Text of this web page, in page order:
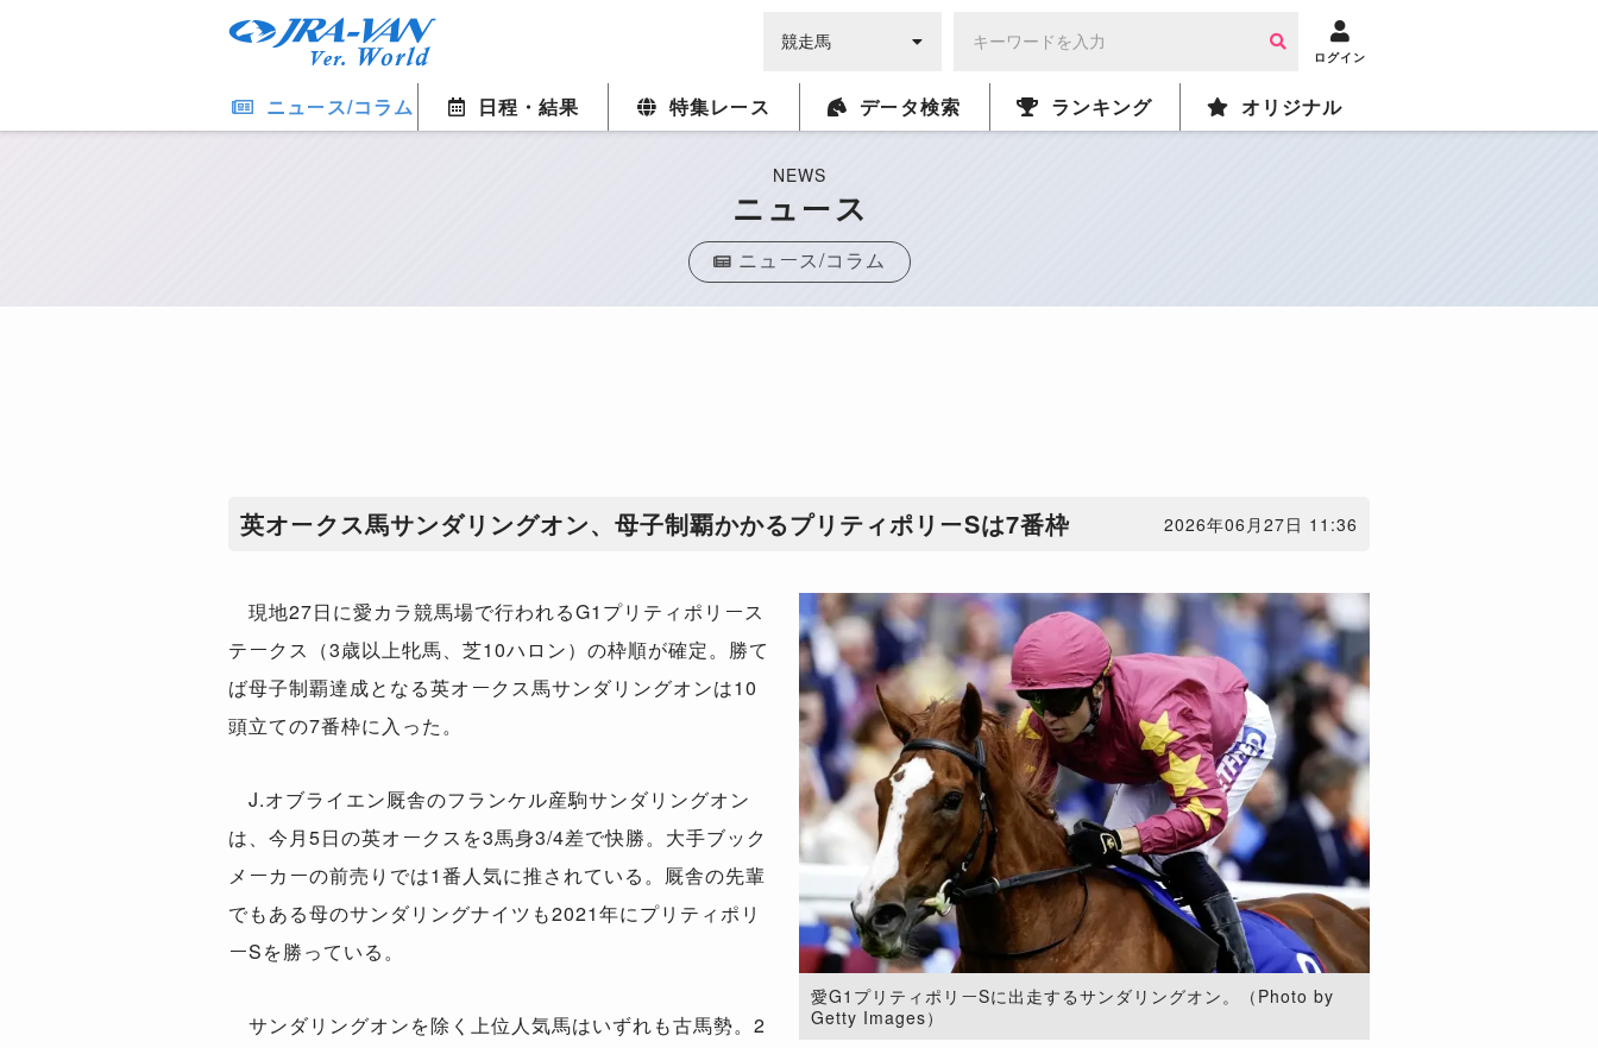
ログイン
ニュース/コラム 日程・結果 特集レース データ検索 ランキング オリジナル
NEWS
ニュース
ニュース/コラム
英オークス馬サンダリングオン、母子制覇かかるプリティポリーSは7番枠 2026年06月27日 11:36
愛G1プリティポリーSに出走するサンダリングオン。（Photo by
Getty Images）
現地27日に愛カラ競馬場で行われるG1プリティポリース
テークス（3歳以上牝馬、芝10ハロン）の枠順が確定。勝て
ば母子制覇達成となる英オークス馬サンダリングオンは10
頭立ての7番枠に入った。
J.オブライエン厩舎のフランケル産駒サンダリングオン
は、今月5日の英オークスを3馬身3/4差で快勝。大手ブック
メーカーの前売りでは1番人気に推されている。厩舎の先輩
でもある母のサンダリングナイツも2021年にプリティポリ
ーSを勝っている。
サンダリングオンを除く上位人気馬はいずれも古馬勢。2